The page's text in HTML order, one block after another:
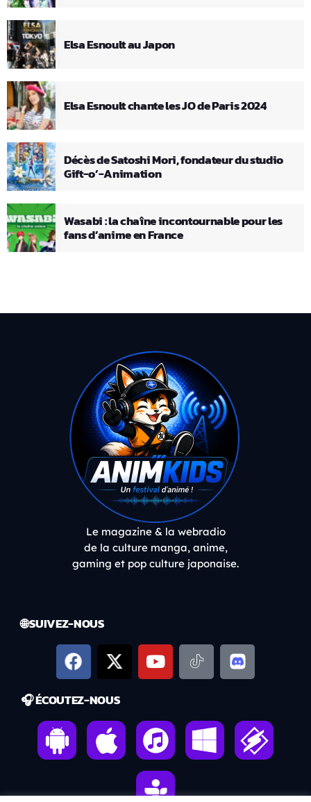
Elsa Esnoult au Japon
Elsa Esnoult chante les JO de Paris 2024
Décès de Satoshi Mori, fondateur du studio
Gift-o’-Animation
Wasabi : la chaîne incontournable pour les
fans d’anime en France
Le magazine & la webradio
de la culture manga, anime,
gaming et pop culture japonaise.
🌐 SUIVEZ-NOUS
🎧 ÉCOUTEZ-NOUS